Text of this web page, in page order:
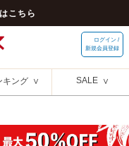
こちら
ログイン /
新規会員登録
キング SALE